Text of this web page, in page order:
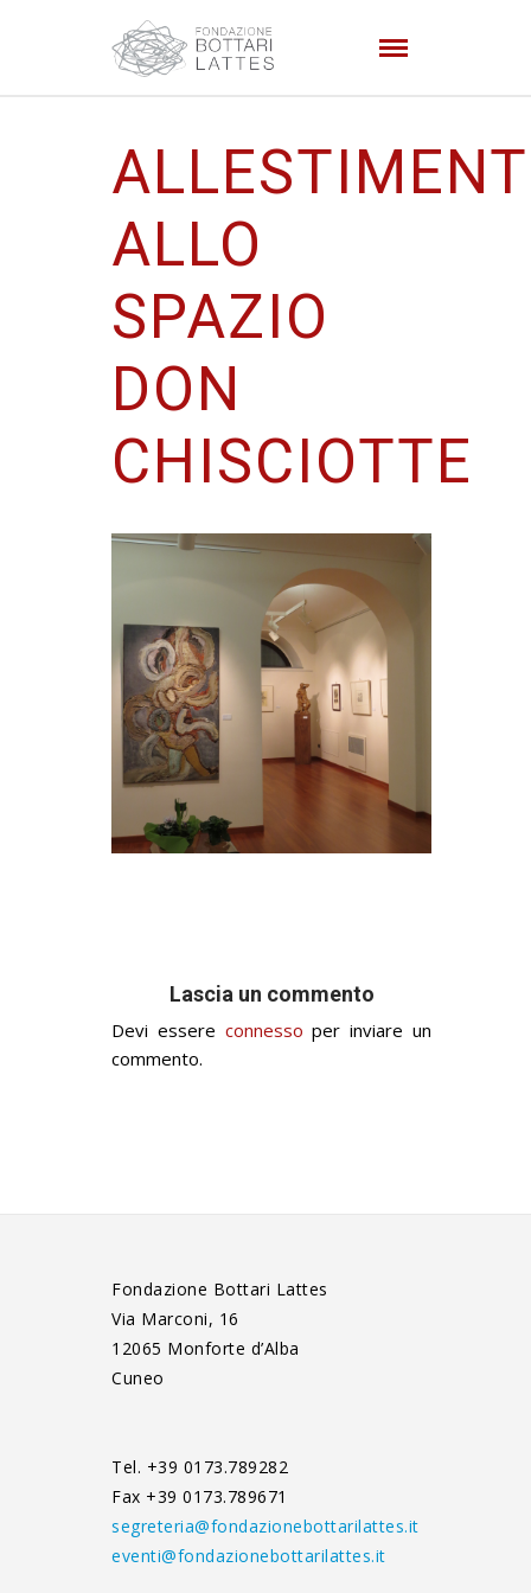
ALLO
SPAZIO
DON
CHISCIOTTE
Lascia un commento
Devi essere connesso per inviare un
commento.
Fondazione Bottari Lattes
Via Marconi, 16
12065 Monforte d’Alba
Cuneo
Tel. +39 0173.789282
Fax +39 0173.789671
segreteria@fondazionebottarilattes.it
eventi@fondazionebottarilattes.it